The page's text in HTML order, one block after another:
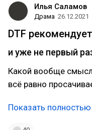
Илья Саламов
Драма 26.12.2021
DTF
и уже не первый
Какой вообще смысл
всё равно
Показать полностью